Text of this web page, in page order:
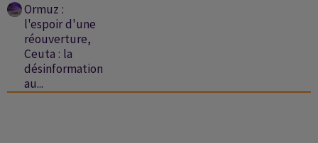
Ormuz :
l'espoir d'une
réouverture,
Ceuta : la
désinformation
au...